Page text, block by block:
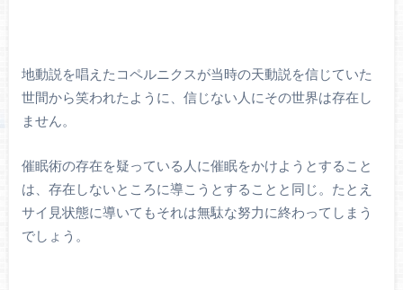
地動説を唱えたコペルニクスが当時の天動説を信じていた
世間から笑われたように、信じない人にその世界は存在し
ません。
催眠術の存在を疑っている人に催眠をかけようとすること
は、存在しないところに導こうとすることと同じ。たとえ
サイ見状態に導いてもそれは無駄な努力に終わってしまう
でしょう。